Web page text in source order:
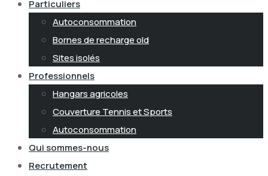
Particuliers
Autoconsommation
Bornes de recharge old
Sites isolés
Professionnels
Hangars agricoles
Couverture Tennis et Sports
Autoconsommation
Qui sommes-nous
Recrutement